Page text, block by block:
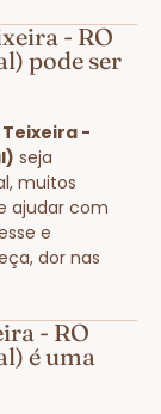
- RO
pode ser
-
seja
muitos
ajudar com
e
dor nas
- RO
é uma